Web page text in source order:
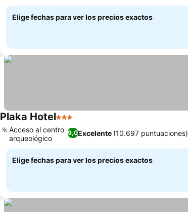
Elige fechas para ver los precios exactos
Plaka Hotel3 Estrellas
9,0Excelente (10.697 puntuaciones)
Acceso al centro
arqueológico
Elige fechas para ver los precios exactos